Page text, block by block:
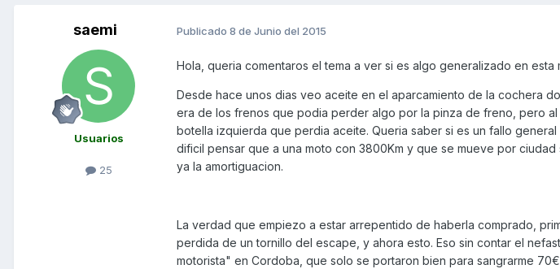
saemi
Usuarios
25
Publicado 8 de Junio del 2015
Hola, queria comentaros el tema a ver si es algo generalizado en esta
Desde hace unos dias veo aceite en el aparcamiento de la cochera
era de los frenos que podia perder algo por la pinza de freno, pero al
botella izquierda que perdia aceite. Queria saber si es un fallo
dificil pensar que a una moto con 3800Km y que se mueve por
ya la amortiguacion.
La verdad que empiezo a estar arrepentido de haberla comprado,
perdida de un tornillo del escape, y ahora esto. Eso sin contar el
motorista" en Cordoba, que solo se portaron bien para sangrarme